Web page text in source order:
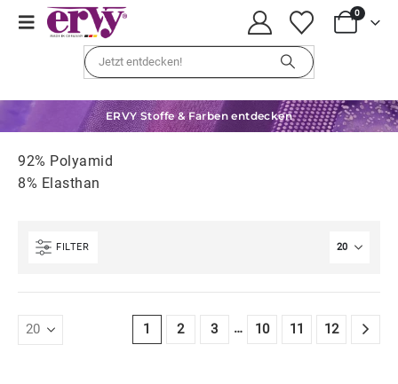
0
ERVY Stoffe & Farben entdecken
92% Polyamid
8% Elasthan
FILTER
1 2 3 … 10 11 12